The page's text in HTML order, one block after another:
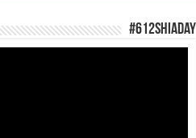
#612ShiaDay